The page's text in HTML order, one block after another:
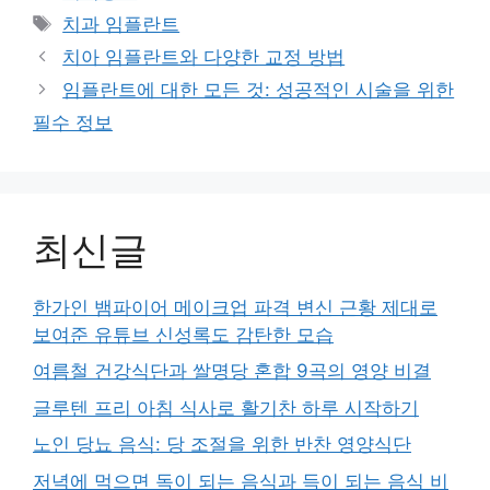
Tags
치과 임플란트
치아 임플란트와 다양한 교정 방법
임플란트에 대한 모든 것: 성공적인 시술을 위한
필수 정보
최신글
한가인 뱀파이어 메이크업 파격 변신 근황 제대로
보여준 유튜브 신성록도 감탄한 모습
여름철 건강식단과 쌀명당 혼합 9곡의 영양 비결
글루텐 프리 아침 식사로 활기찬 하루 시작하기
노인 당뇨 음식: 당 조절을 위한 반찬 영양식단
저녁에 먹으면 독이 되는 음식과 득이 되는 음식 비